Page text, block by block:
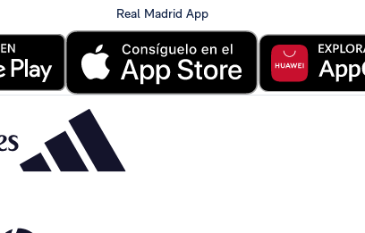
Real Madrid App